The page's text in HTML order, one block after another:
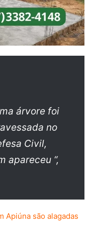
árvore foi
no
Civil,
apareceu “,
Apiúna são alagadas